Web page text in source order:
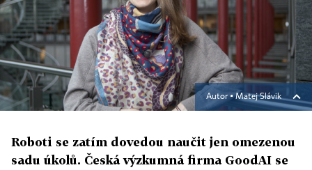
Autor ▪Matej Slávik
Roboti se zatím dovedou naučit jen omezenou
sadu úkolů. Česká výzkumná firma GoodAI se